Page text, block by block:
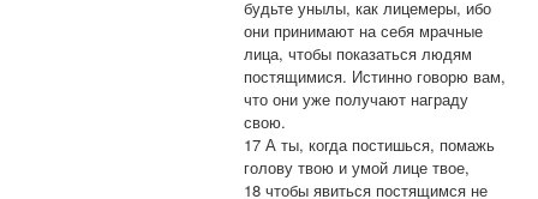
будьте унылы, как лицемеры, ибо
они принимают на себя мрачные
лица, чтобы показаться людям
постящимися. Истинно говорю вам,
что они уже получают награду
свою.
17 А ты, когда постишься, помажь
голову твою и умой лице твое,
18 чтобы явиться постящимся не